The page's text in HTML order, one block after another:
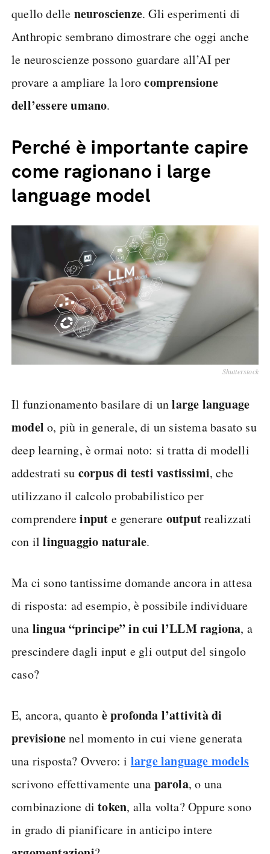
quello delle neuroscienze. Gli esperimenti di
Anthropic sembrano dimostrare che oggi anche
le neuroscienze possono guardare all’AI per
provare a ampliare la lorocomprensione
dell’essere umano.
Perché è importante capire
come ragionano i large
language model
Shutterstock
Il funzionamento basilare di unlarge language
model o, più in generale, di un sistema basato su
deep learning, è ormai noto: si tratta di modelli
addestrati su corpus di testi vastissimi, che
utilizzano il calcolo probabilistico per
comprendereinput e generare outputrealizzati
con illinguaggio naturale.
Ma ci sono tantissime domande ancora in attesa
di risposta: ad esempio, è possibile individuare
una lingua “principe” in cui l’LLM ragiona, a
prescindere dagli input e gli output del singolo
caso?
E, ancora, quanto è profonda l’attività di
previsionenel momento in cui viene generata
una risposta? Ovvero: i large language models
scrivono effettivamente una parola, o una
combinazione ditoken, alla volta? Oppure sono
in grado di pianificare in anticipo intere